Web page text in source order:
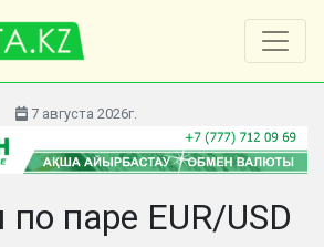
7 августа 2026г.
паре EUR/USD